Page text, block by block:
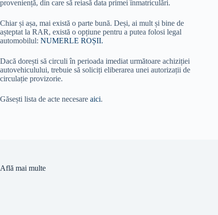
proveniență, din care să reiasă data primei înmatriculări.
Chiar și așa, mai există o parte bună. Deși, ai mult și bine de
așteptat la RAR, există o opțiune pentru a putea folosi legal
automobilul: NUMERLE ROȘII.
Dacă dorești să circuli în perioada imediat următoare achiziției
autovehiculului, trebuie să soliciți eliberarea unei autorizații de
circulație provizorie.
Găsești lista de acte necesare aici.
Află mai multe